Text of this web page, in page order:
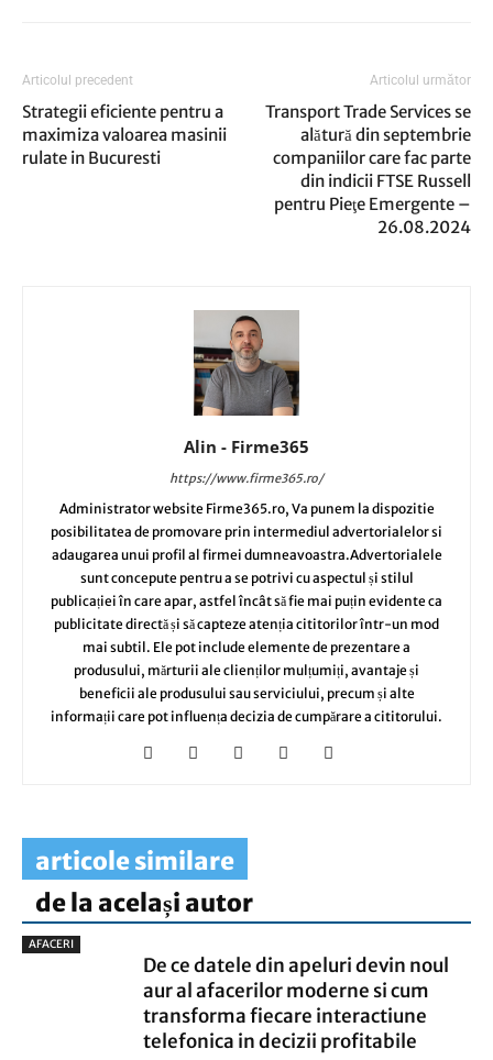
Articolul precedent
Strategii eficiente pentru a
maximiza valoarea masinii
rulate in Bucuresti
Articolul următor
Transport Trade Services se
alătură din septembrie
companiilor care fac parte
din indicii FTSE Russell
pentru Pieţe Emergente –
26.08.2024
Alin - Firme365
https://www.firme365.ro/
Administrator website Firme365.ro, Va punem la dispozitie
posibilitatea de promovare prin intermediul advertorialelor si
adaugarea unui profil al firmei dumneavoastra.Advertorialele
sunt concepute pentru a se potrivi cu aspectul și stilul
publicației în care apar, astfel încât să fie mai puțin evidente ca
publicitate directă și să capteze atenția cititorilor într-un mod
mai subtil. Ele pot include elemente de prezentare a
produsului, mărturii ale clienților mulțumiți, avantaje și
beneficii ale produsului sau serviciului, precum și alte
informații care pot influența decizia de cumpărare a cititorului.
articole similare
de la același autor
AFACERI
De ce datele din apeluri devin noul
aur al afacerilor moderne si cum
transforma fiecare interactiune
telefonica in decizii profitabile